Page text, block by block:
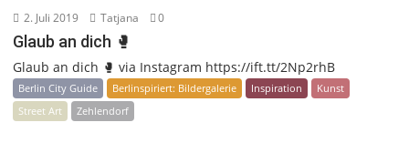
2. Juli 2019 Tatjana 0
Glaub an dich 🥊
Glaub an dich 🥊 via Instagram https://ift.tt/2Np2rhB
Berlin City Guide Berlinspiriert: Bildergalerie Inspiration
Kunst
Street Art
Zehlendorf